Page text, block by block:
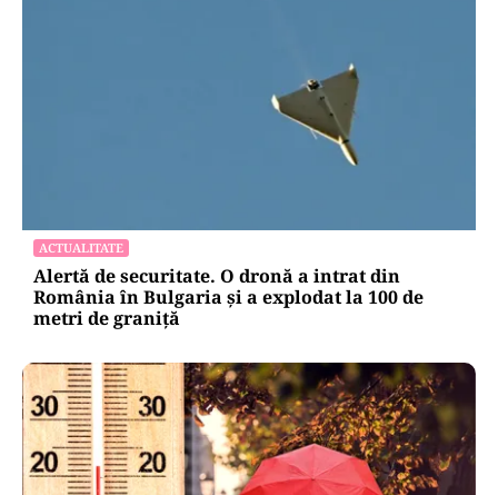
ACTUALITATE
Alertă de securitate. O dronă a intrat din
România în Bulgaria şi a explodat la 100 de
metri de graniţă